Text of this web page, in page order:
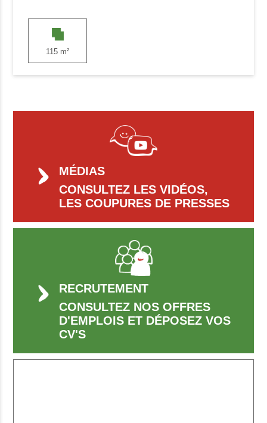
115 m²
MÉDIAS
CONSULTEZ LES VIDÉOS,
LES COUPURES DE PRESSES
RECRUTEMENT
CONSULTEZ NOS OFFRES
D'EMPLOIS ET DÉPOSEZ VOS
CV'S